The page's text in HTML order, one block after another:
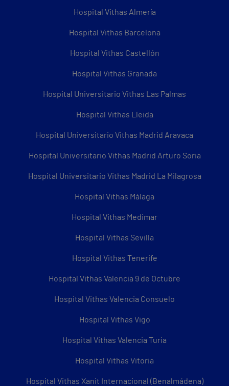
Hospital Vithas Almería
Hospital Vithas Barcelona
Hospital Vithas Castellón
Hospital Vithas Granada
Hospital Universitario Vithas Las Palmas
Hospital Vithas Lleida
Hospital Universitario Vithas Madrid Aravaca
Hospital Universitario Vithas Madrid Arturo Soria
Hospital Universitario Vithas Madrid La Milagrosa
Hospital Vithas Málaga
Hospital Vithas Medimar
Hospital Vithas Sevilla
Hospital Vithas Tenerife
Hospital Vithas Valencia 9 de Octubre
Hospital Vithas Valencia Consuelo
Hospital Vithas Vigo
Hospital Vithas Valencia Turia
Hospital Vithas Vitoria
Hospital Vithas Xanit Internacional (Benalmádena)